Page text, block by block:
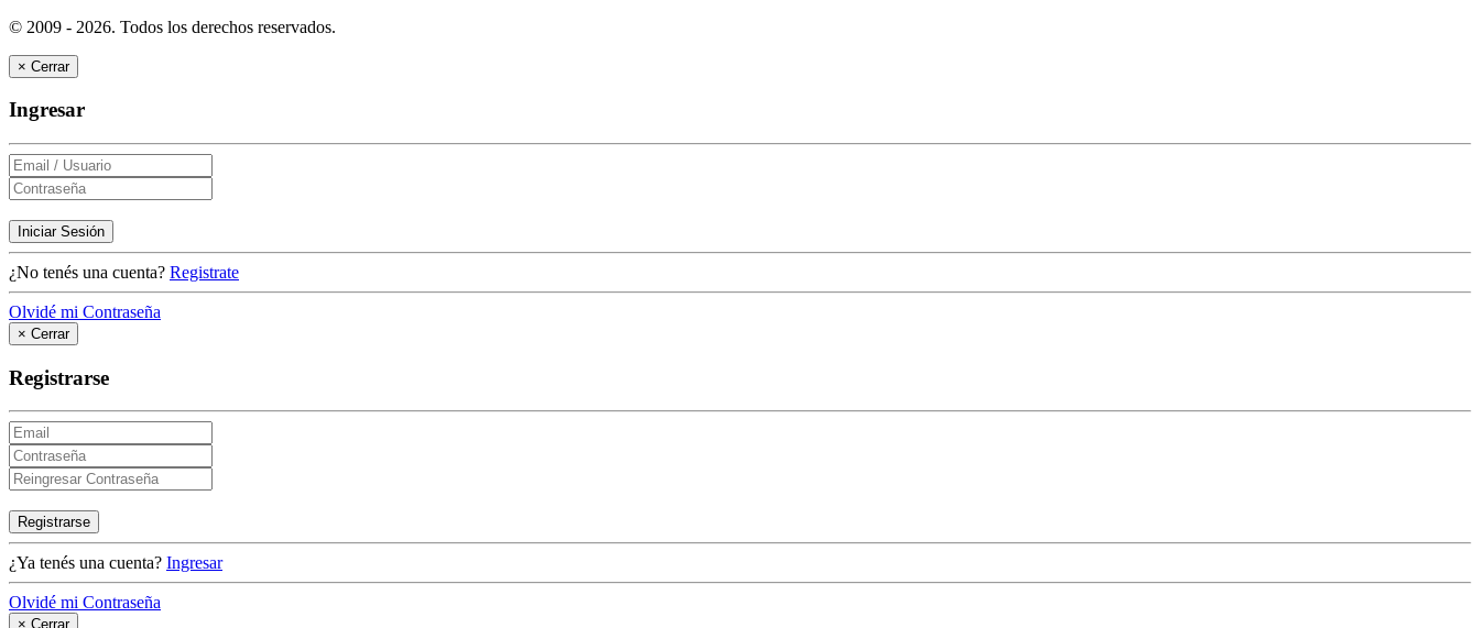
© 2009 - 2026. Todos los derechos reservados.
× Cerrar
Ingresar
Iniciar Sesión
¿No tenés una cuenta? Registrate
Olvidé mi Contraseña
× Cerrar
Registrarse
Registrarse
¿Ya tenés una cuenta? Ingresar
Olvidé mi Contraseña
× Cerrar